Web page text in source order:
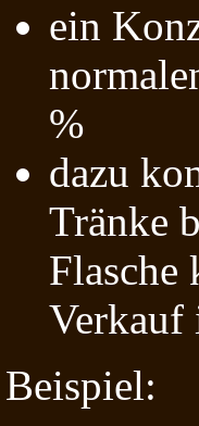
ein
%
dazu
Tränke
Flasche
Verkauf
Beispiel: